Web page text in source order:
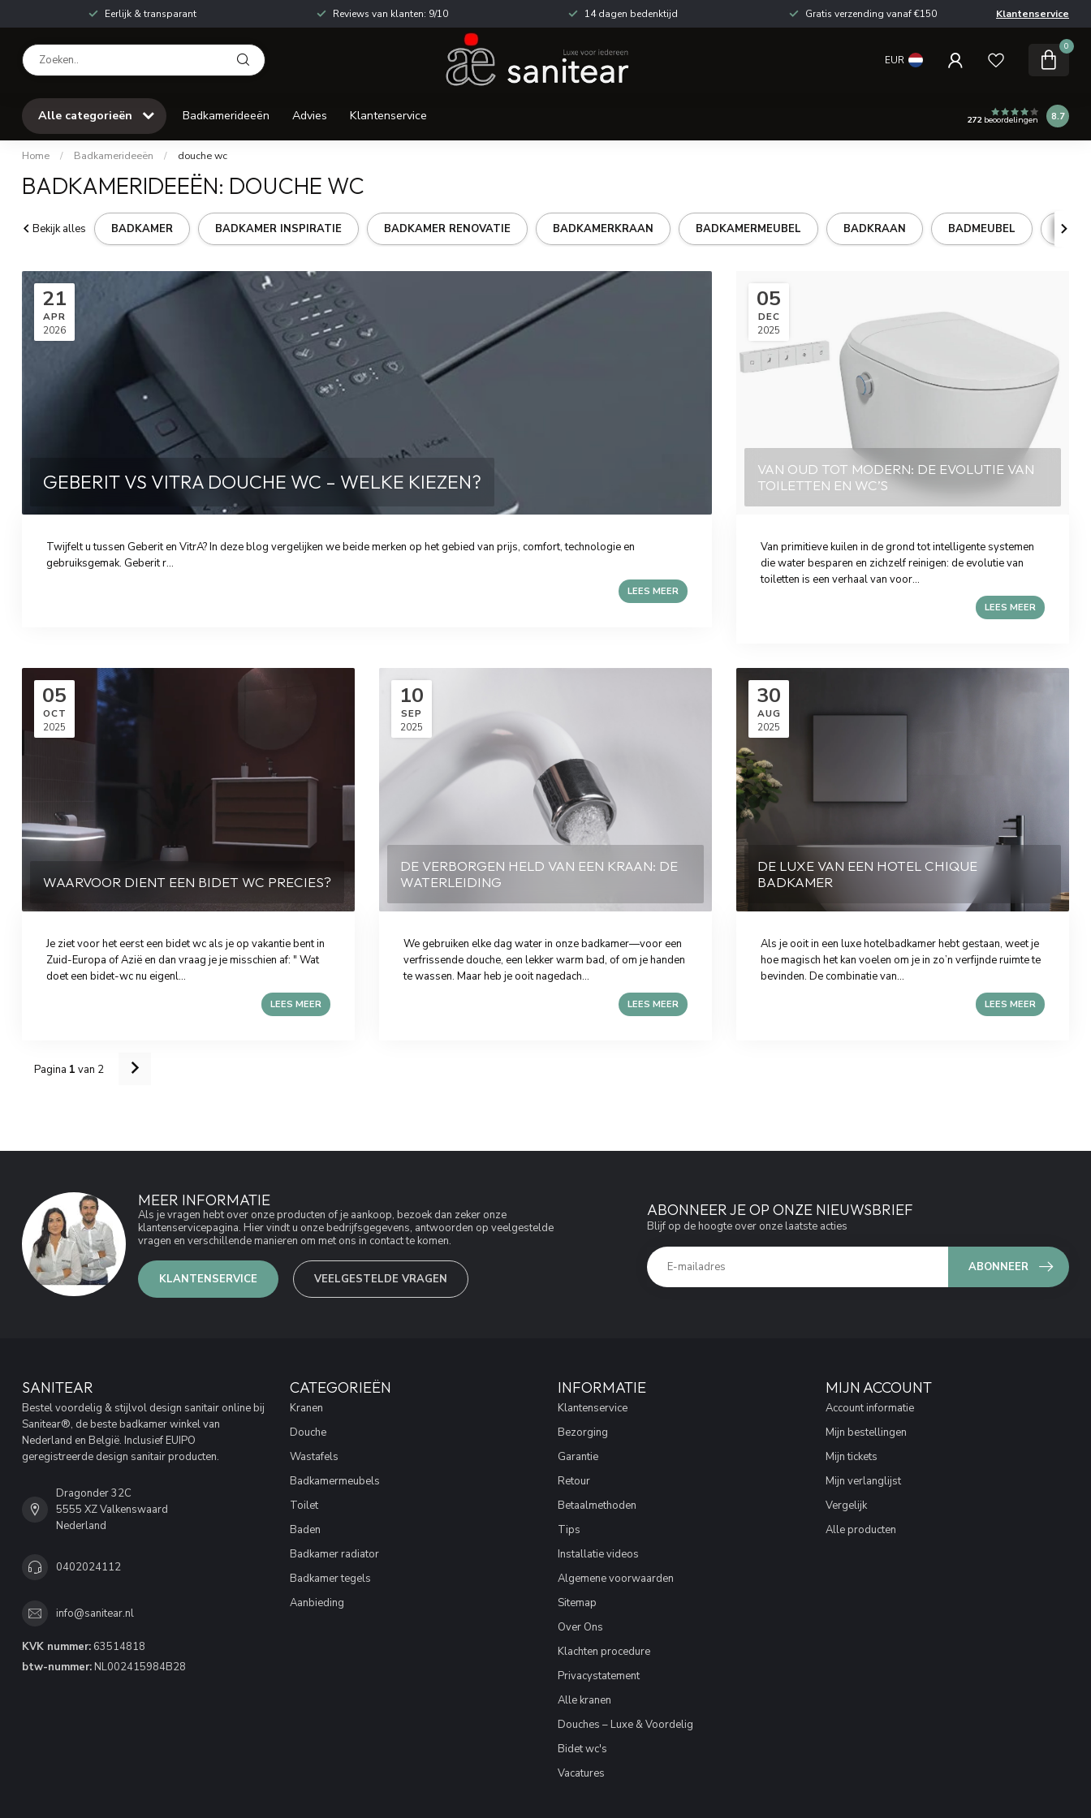
Eerlijk & transparant Reviews van klanten: 9/10 14 dagen bedenktijd Gratis verzending vanaf €150 Klantenservice
EUR
0
Alle categorieën Badkamerideeën Advies Klantenservice 272beoordelingen 8.7
Home / Badkamerideeën / douche wc
BADKAMERIDEEËN: DOUCHE WC
Bekijk alles BADKAMER BADKAMER INSPIRATIE BADKAMER RENOVATIE BADKAMERKRAAN BADKAMERMEUBEL BADKRAAN BADMEUBEL
21
APR
2026
GEBERIT VS VITRA DOUCHE WC – WELKE KIEZEN?
Twijfelt u tussen Geberit en VitrA? In deze blog vergelijken we beide merken op het gebied van prijs, comfort, technologie en
gebruiksgemak. Geberit r...
LEES MEER
05
DEC
2025
VAN OUD TOT MODERN: DE EVOLUTIE VAN
TOILETTEN EN WC’S
Van primitieve kuilen in de grond tot intelligente systemen
die water besparen en zichzelf reinigen: de evolutie van
toiletten is een verhaal van voor...
LEES MEER
05
OCT
2025
WAARVOOR DIENT EEN BIDET WC PRECIES?
Je ziet voor het eerst een bidet wc als je op vakantie bent in
Zuid-Europa of Azië en dan vraag je je misschien af: " Wat
doet een bidet-wc nu eigenl...
LEES MEER
10
SEP
2025
DE VERBORGEN HELD VAN EEN KRAAN: DE
WATERLEIDING
We gebruiken elke dag water in onze badkamer—voor een
verfrissende douche, een lekker warm bad, of om je handen
te wassen. Maar heb je ooit nagedach...
LEES MEER
30
AUG
2025
DE LUXE VAN EEN HOTEL CHIQUE
BADKAMER
Als je ooit in een luxe hotelbadkamer hebt gestaan, weet je
hoe magisch het kan voelen om je in zo’n verfijnde ruimte te
bevinden. De combinatie van...
LEES MEER
Pagina 1 van 2
MEER INFORMATIE
Als je vragen hebt over onze producten of je aankoop, bezoek dan zeker onze
klantenservicepagina. Hier vindt u onze bedrijfsgegevens, antwoorden op veelgestelde
vragen en verschillende manieren om met ons in contact te komen.
KLANTENSERVICE VEELGESTELDE VRAGEN
ABONNEER JE OP ONZE NIEUWSBRIEF
Blijf op de hoogte over onze laatste acties
ABONNEER
SANITEAR
Bestel voordelig & stijlvol design sanitair online bij
Sanitear®, de beste badkamer winkel van
Nederland en België. Inclusief EUIPO
geregistreerde design sanitair producten.
Dragonder 32C
5555 XZ Valkenswaard
Nederland
0402024112
info@sanitear.nl
KVK nummer: 63514818
btw-nummer: NL002415984B28
CATEGORIEËN
Kranen
Douche
Wastafels
Badkamermeubels
Toilet
Baden
Badkamer radiator
Badkamer tegels
Aanbieding
INFORMATIE
Klantenservice
Bezorging
Garantie
Retour
Betaalmethoden
Tips
Installatie videos
Algemene voorwaarden
Sitemap
Over Ons
Klachten procedure
Privacystatement
Alle kranen
Douches – Luxe & Voordelig
Bidet wc's
Vacatures
MIJN ACCOUNT
Account informatie
Mijn bestellingen
Mijn tickets
Mijn verlanglijst
Vergelijk
Alle producten